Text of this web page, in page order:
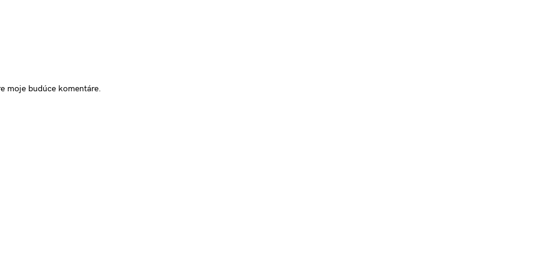
moje budúce komentáre.